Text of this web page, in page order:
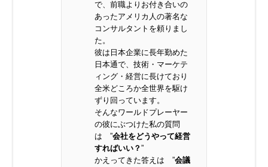
で、前職よりお付き合いの
あったアメリカ人の著名な
コンサルタントを頼りまし
た。
彼は日本企業に長年勤めた
日本通で、技術・マーケテ
ィング・経営に長けており
全米どころか全世界を駆け
ずり回っています。
そんなワールドプレーヤー
の彼にぶつけた私の質問
は ”会社をどうやって経営
すればいい？ ”
かえってきた答えは ”会議